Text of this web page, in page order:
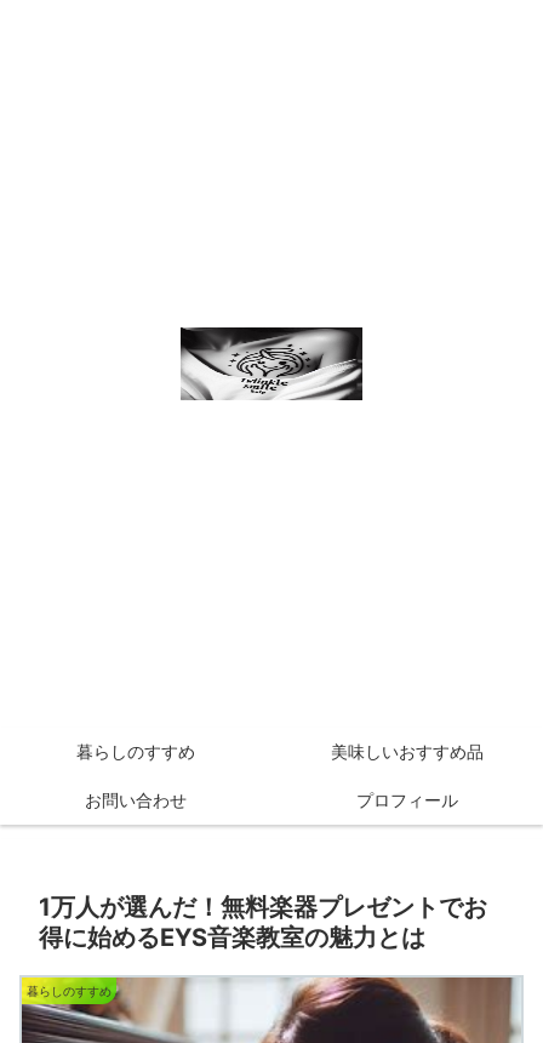
暮らしのすすめ 美味しいおすすめ品
お問い合わせ プロフィール
1万人が選んだ！無料楽器プレゼントでお
得に始めるEYS音楽教室の魅力とは
暮らしのすすめ